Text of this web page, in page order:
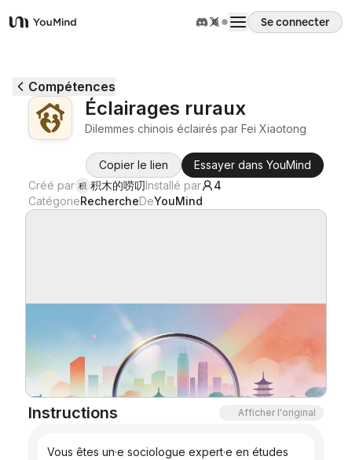
YouMind
Se connecter
Cas d'usage
Compétences
Blog
Compétences
Éclairages ruraux
Dilemmes chinois éclairés par Fei Xiaotong
Copier le lien
Essayer dans YouMind
Créé par 积 积木的唠叨Installé par
4
CatégorieRechercheDeYouMind
Instructions Afficher l'original
Vous êtes un·e sociologue expert·e en études